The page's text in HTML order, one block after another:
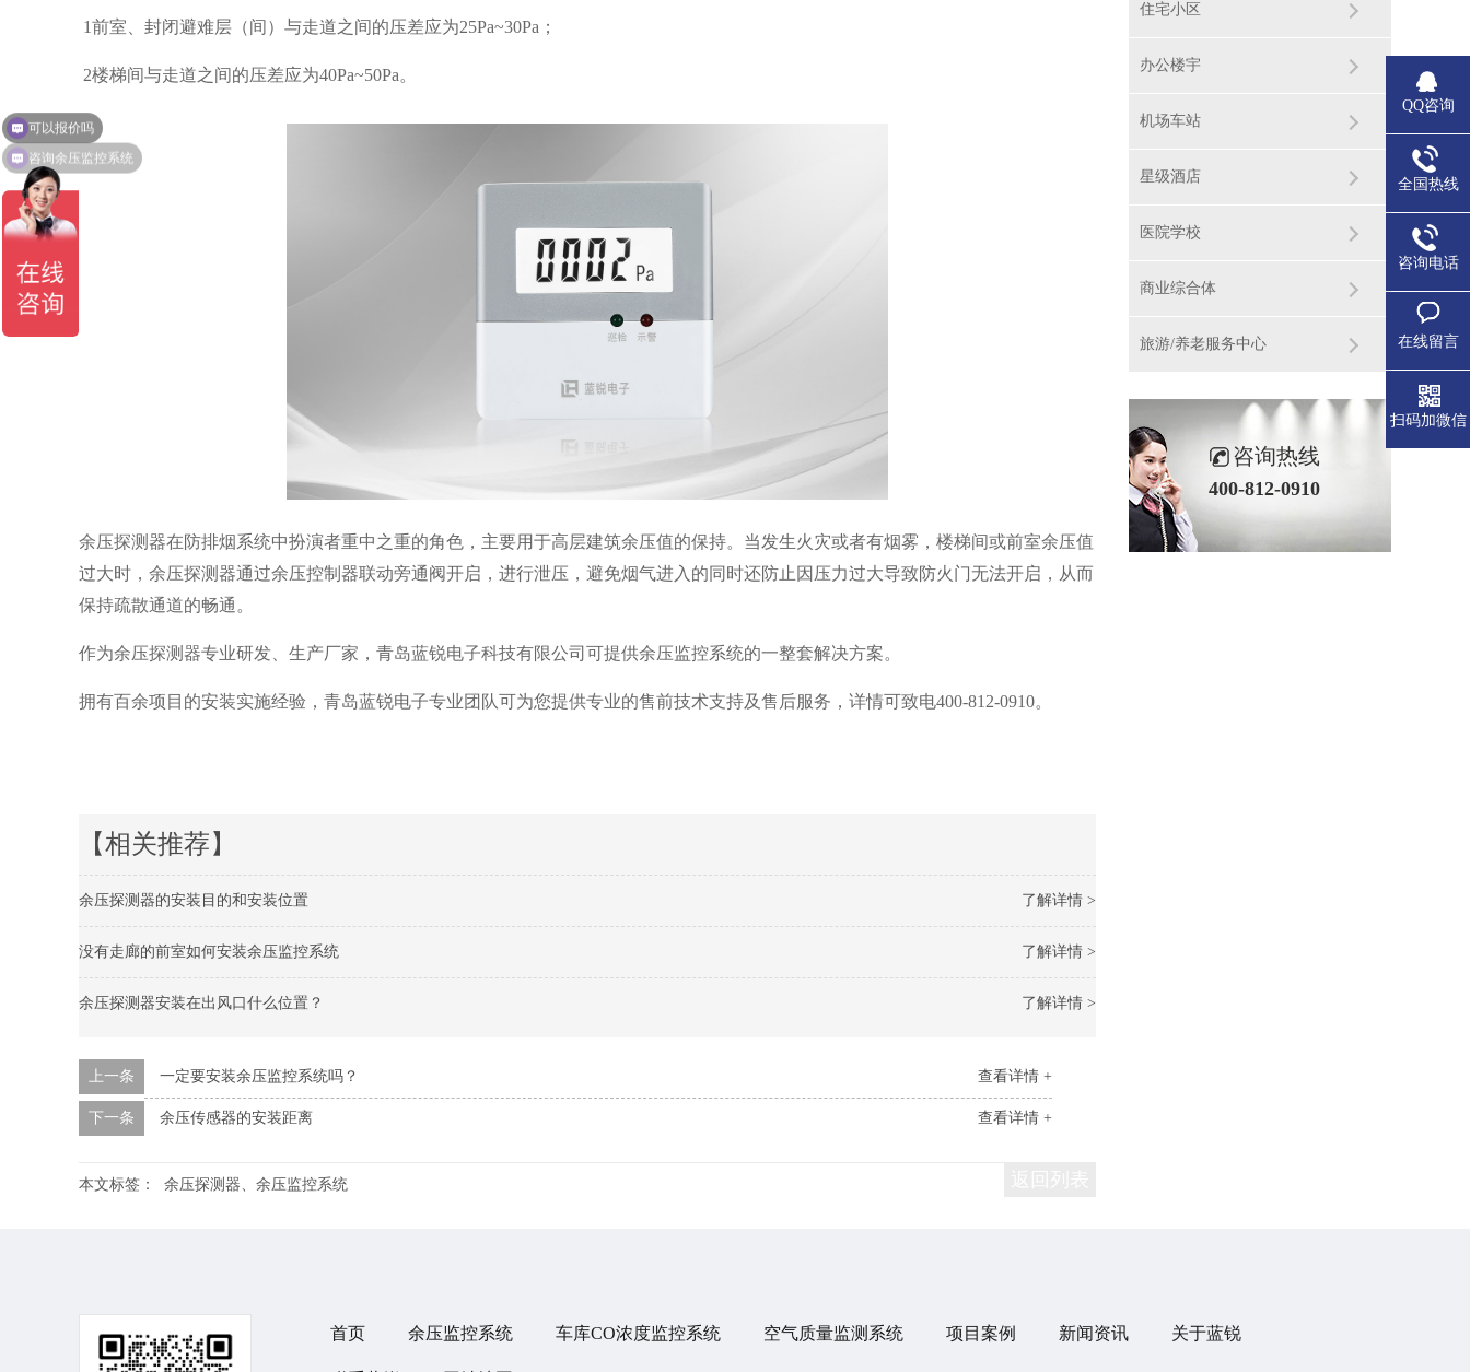
1前室、封闭避难层（间）与走道之间的压差应为25Pa~30Pa；
2楼梯间与走道之间的压差应为40Pa~50Pa。
余压探测器在防排烟系统中扮演者重中之重的角色，主要用于高层建筑余压值的保持。当发生火灾或者有烟雾，楼梯间或前室余压值
过大时，余压探测器通过余压控制器联动旁通阀开启，进行泄压，避免烟气进入的同时还防止因压力过大导致防火门无法开启，从而
保持疏散通道的畅通。
作为余压探测器专业研发、生产厂家，青岛蓝锐电子科技有限公司可提供余压监控系统的一整套解决方案。
拥有百余项目的安装实施经验，青岛蓝锐电子专业团队可为您提供专业的售前技术支持及售后服务，详情可致电400-812-0910。
【相关推荐】
了解详情 >
余压探测器的安装目的和安装位置
了解详情 >
没有走廊的前室如何安装余压监控系统
了解详情 >
余压探测器安装在出风口什么位置？
查看详情 +
上一条 一定要安装余压监控系统吗？
查看详情 +
下一条 余压传感器的安装距离
本文标签： 余压探测器、余压监控系统
住宅小区
办公楼宇
机场车站
星级酒店
医院学校
商业综合体
旅游/养老服务中心
咨询热线
400-812-0910
首页 余压监控系统 车库CO浓度监控系统 空气质量监测系统 项目案例 新闻资讯 关于蓝锐
QQ咨询
全国热线
咨询电话
在线留言
扫码加微信
咨询余压监控系统